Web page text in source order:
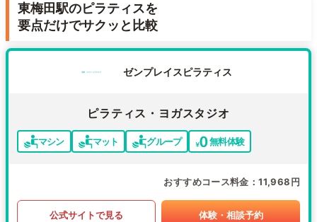
東梅田駅のピラティスを
要点だけでサクッと比較
ゼンプレイスピラティス
ピラティス・ヨガスタジオ
マシン マット グループ 無料体験
おすすめコース料金 11,968円
公式サイトで見る 体験・相談予約